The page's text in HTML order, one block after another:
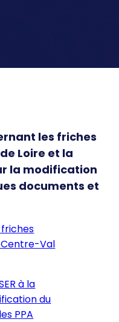
les friches
Loire et la
la modification
documents et
Val
à la
du
PPA